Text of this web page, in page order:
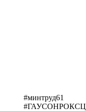
#минтруд61